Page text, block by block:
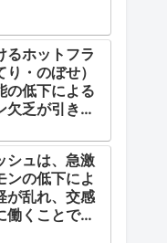
るホットフラ
・のぼせ）
の低下による
欠乏が引き金
シュは、急激
ンの低下によ
が乱れ、交感
働くことで起